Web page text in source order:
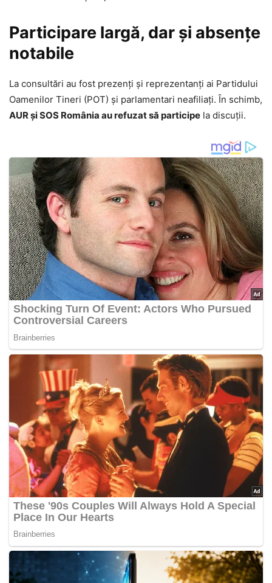
Participare largă, dar și absențe
notabile
La consultări au fost prezenți și reprezentanți ai Partidului
Oamenilor Tineri (POT) și parlamentari neafiliați. În schimb,
AUR și SOS România au refuzat să participe la discuții.